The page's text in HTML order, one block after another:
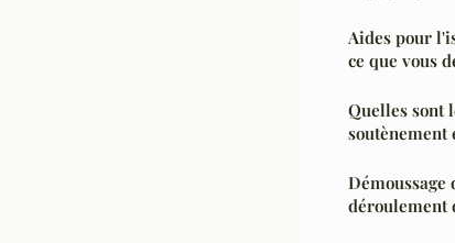
Aides pour
ce que vous
Quelles sont
soutènement
déroulement